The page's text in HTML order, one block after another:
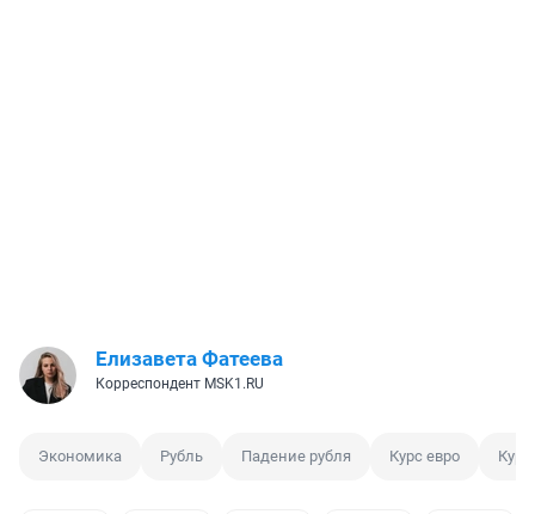
Елизавета Фатеева
Корреспондент MSK1.RU
Экономика Рубль Падение рубля Курс евро